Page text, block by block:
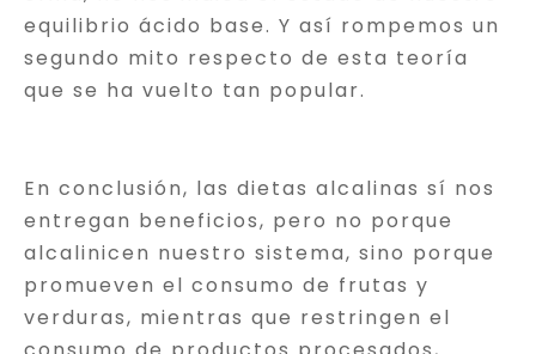
equilibrio ácido base. Y así rompemos un
segundo mito respecto de esta teoría
que se ha vuelto tan popular.
En conclusión, las dietas alcalinas sí nos
entregan beneficios, pero no porque
alcalinicen nuestro sistema, sino porque
promueven el consumo de frutas y
verduras, mientras que restringen el